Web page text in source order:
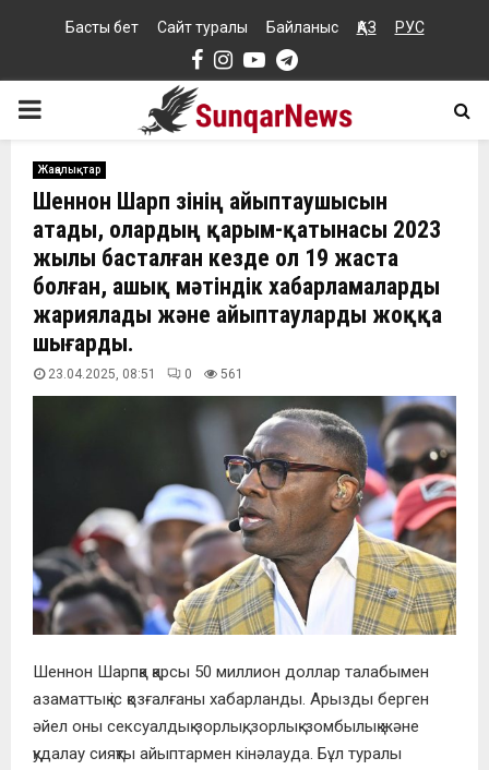
Басты бет Сайт туралы Байланыс ҚАЗ РУС
Facebook
Instagram
YoutubeTelegram
PRIMARY
MENU
Жаңалықтар
Шеннон Шарп өзінің айыптаушысын
атады, олардың қарым-қатынасы 2023
жылы басталған кезде ол 19 жаста
болған, ашық мәтіндік хабарламаларды
жариялады және айыптауларды жоққа
шығарды.
23.04.2025, 08:51 0 561
Шеннон Шарпқа қарсы 50 миллион доллар талабымен
азаматтық іс қозғалғаны хабарланды. Арызды берген
әйел оны сексуалдық зорлық, зорлық-зомбылық және
қудалау сияқты айыптармен кінәлауда. Бұл туралы